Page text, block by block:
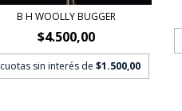
B H WOOLLY BUGGER
$4.500,00
cuotas sin interés de $1.500,00